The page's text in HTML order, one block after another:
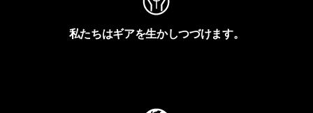
私たちはギアを生かしつづけます。